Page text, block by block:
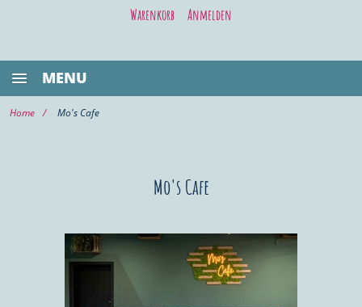
Warenkorb Anmelden
MENU
BESTSELLER
SHOPPING
Home Mo's Cafe
Mo's Cafe